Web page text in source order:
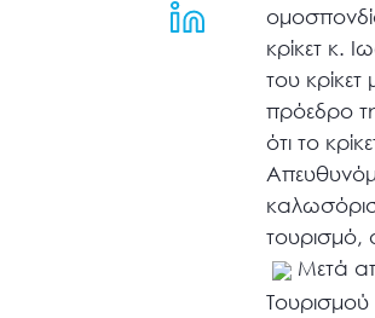
κρίκετ κ.
του
πρόεδρο
ότι το
τουρισμό,
Μετά
Τουρισμού